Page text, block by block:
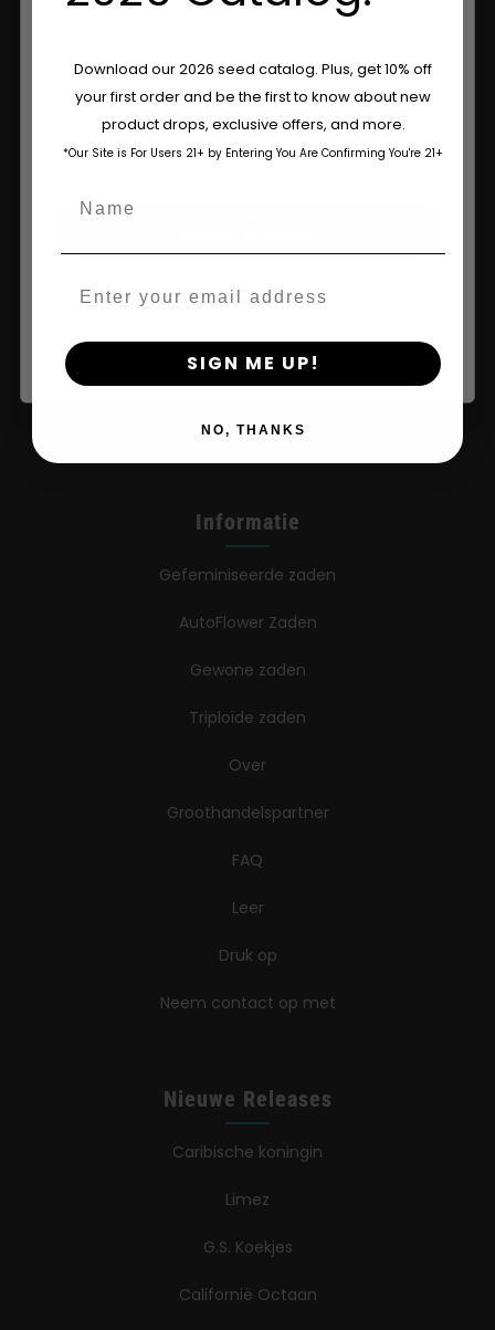
Shop VS
Winkelen in de EU
Kleding kopen
Detailhandel
Informatie
Gefeminiseerde zaden
AutoFlower Zaden
Gewone zaden
Triploïde zaden
Over
Groothandelspartner
FAQ
Leer
Druk op
Neem contact op met
Nieuwe Releases
Caribische koningin
Limez
G.S. Koekjes
Californië Octaan
Are You Aged 18 Or Over?
The content and products of our website is reserved for
those of legal age.Please see Terms & Conditions.
age_gapI accept cookie settings and privacy policy
By clicking AGREE & ENTER, you confirm you are 18
Download our 2026 seed catalog. Plus, get 10% off
your first order and be the first to know about new
product drops, exclusive offers, and more.
*Our Site is For Users 21+ by Entering You Are Confirming You're 21+
SIGN ME UP!
NO, THANKS